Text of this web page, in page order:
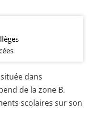
dans
de la zone B.
scolaires sur son